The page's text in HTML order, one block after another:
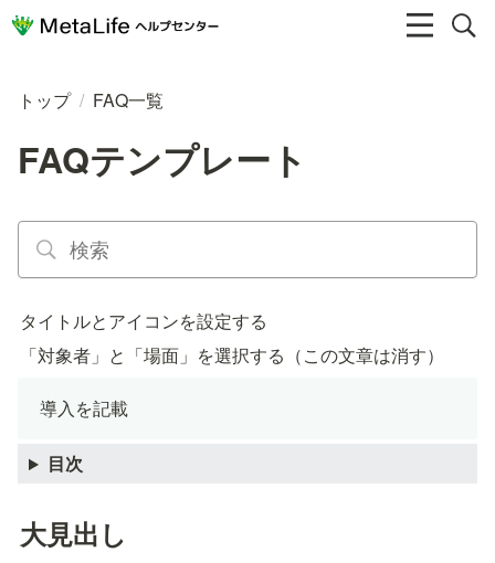
トップ / FAQ一覧
FAQテンプレート
タイトルとアイコンを設定する
「対象者」と「場面」を選択する（この文章は消す）
導入を記載
目次
大見出し